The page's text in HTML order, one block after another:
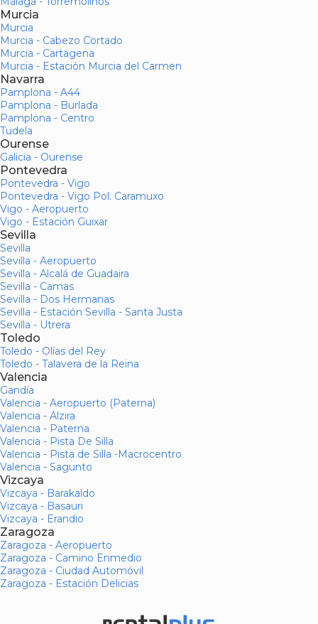
Murcia
Murcia
Murcia - Cabezo Cortado
Murcia - Cartagena
Murcia - Estación Murcia del Carmen
Navarra
Pamplona - A44
Pamplona - Burlada
Pamplona - Centro
Tudela
Ourense
Galicia - Ourense
Pontevedra
Pontevedra - Vigo
Pontevedra - Vigo Pol. Caramuxo
Vigo - Aeropuerto
Vigo - Estación Guixar
Sevilla
Sevilla
Sevilla - Aeropuerto
Sevilla - Alcalá de Guadaira
Sevilla - Camas
Sevilla - Dos Hermanas
Sevilla - Estación Sevilla - Santa Justa
Sevilla - Utrera
Toledo
Toledo - Olías del Rey
Toledo - Talavera de la Reina
Valencia
Gandía
Valencia - Aeropuerto (Paterna)
Valencia - Alzira
Valencia - Paterna
Valencia - Pista De Silla
Valencia - Pista de Silla -Macrocentro
Valencia - Sagunto
Vizcaya
Vizcaya - Barakaldo
Vizcaya - Basauri
Vizcaya - Erandio
Zaragoza
Zaragoza - Aeropuerto
Zaragoza - Camino Enmedio
Zaragoza - Ciudad Automóvil
Zaragoza - Estación Delicias